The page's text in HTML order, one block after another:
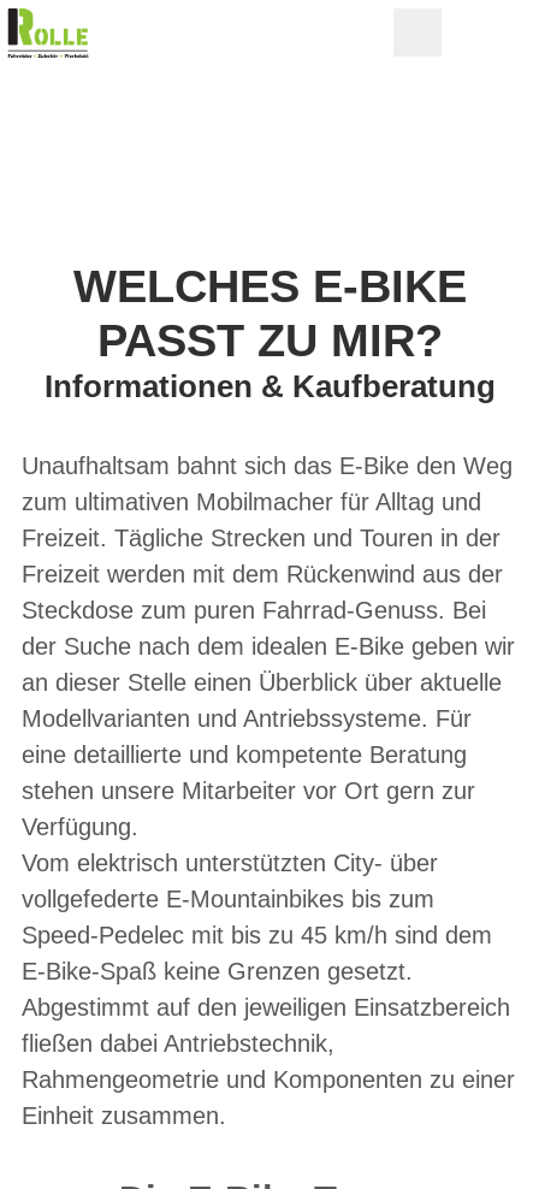
WELCHES E-BIKE
PASST ZU MIR?
Informationen & Kaufberatung
Unaufhaltsam bahnt sich das E-Bike den Weg
zum ultimativen Mobilmacher für Alltag und
Freizeit. Tägliche Strecken und Touren in der
Freizeit werden mit dem Rückenwind aus der
Steckdose zum puren Fahrrad-Genuss. Bei
der Suche nach dem idealen E-Bike geben wir
an dieser Stelle einen Überblick über aktuelle
Modellvarianten und Antriebssysteme. Für
eine detaillierte und kompetente Beratung
stehen unsere Mitarbeiter vor Ort gern zur
Verfügung.
Vom elektrisch unterstützten City- über
vollgefederte E-Mountainbikes bis zum
Speed-Pedelec mit bis zu 45 km/h sind dem
E-Bike-Spaß keine Grenzen gesetzt.
Abgestimmt auf den jeweiligen Einsatzbereich
fließen dabei Antriebstechnik,
Rahmengeometrie und Komponenten zu einer
Einheit zusammen.